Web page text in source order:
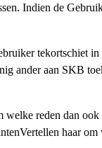
Indien de
ander aan SKB
reden dan
haar